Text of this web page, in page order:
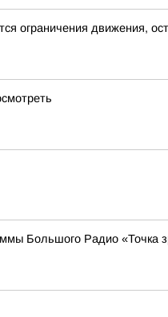
ограничения движения,
Большого Радио «Точка